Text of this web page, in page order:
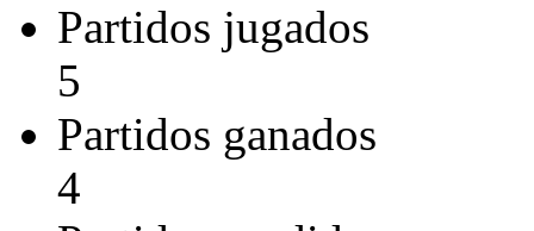
Partidos jugados
5
Partidos ganados
4